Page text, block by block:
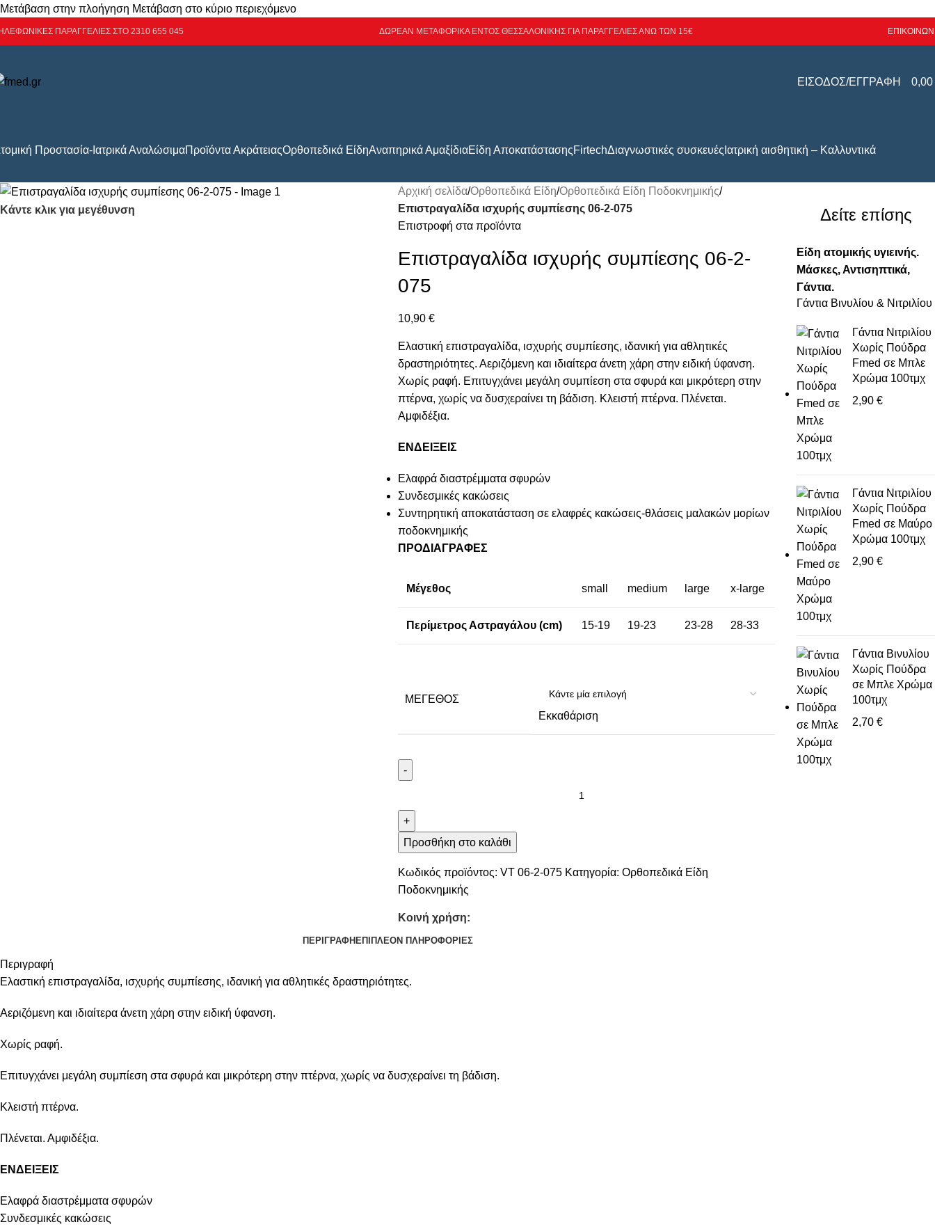
Μετάβαση στην πλοήγηση Μετάβαση στο κύριο περιεχόμενο
ΠΑΡΑΓΓΕΛΙΕΣ ΣΤΟ 2310 655 045 ΔΩΡΕΑΝ ΜΕΤΑΦΟΡΙΚΑ ΕΝΤΟΣ ΘΕΣΣΑΛΟΝΙΚΗΣ ΓΙΑ ΠΑΡΑΓΓΕΛΙΕΣ ΑΝΩ ΤΩΝ 15€
ΕΙΣΟΔΟΣ/ΕΓΓΡΑΦΗ 0,00
Προστασία-Ιατρικά ΑναλώσιμαΠροϊόντα ΑκράτειαςΟρθοπεδικά ΕίδηΑναπηρικά ΑμαξίδιαΕίδη ΑποκατάστασηςFirtechΔιαγνωστικές συσκευές Ιατρική αισθητική – Καλλυντικά
Κάντε κλικ για μεγέθυνση
Αρχική σελίδα/Ορθοπεδικά Είδη/Ορθοπεδικά Είδη Ποδοκνημικής/
Επιστραγαλίδα ισχυρής συμπίεσης 06-2-075
Επιστροφή στα προϊόντα
Επιστραγαλίδα ισχυρής συμπίεσης 06-2-
075
10,90€
Ελαστική επιστραγαλίδα, ισχυρής συμπίεσης, ιδανική για αθλητικές
δραστηριότητες. Αεριζόμενη και ιδιαίτερα άνετη χάρη στην ειδική ύφανση.
Χωρίς ραφή. Επιτυγχάνει μεγάλη συμπίεση στα σφυρά και μικρότερη στην
πτέρνα, χωρίς να δυσχεραίνει τη βάδιση. Κλειστή πτέρνα. Πλένεται.
Αμφιδέξια.
ΕΝΔΕΙΞΕΙΣ
Ελαφρά διαστρέμματα σφυρών
Συνδεσμικές κακώσεις
Συντηρητική αποκατάσταση σε ελαφρές κακώσεις-θλάσεις μαλακών μορίων
ποδοκνημικής
ΠΡΟΔΙΑΓΡΑΦΕΣ
Μέγεθος small medium large x-large
Περίμετρος Αστραγάλου (cm) 15-19 19-23 23-28 28-33
ΜΈΓΕΘΟΣ
Εκκαθάριση
-
+
Προσθήκη στο καλάθι
Κωδικός προϊόντος:VT 06-2-075 Κατηγορία: Ορθοπεδικά Είδη
Ποδοκνημικής
Κοινή χρήση:
ΠΕΡΙΓΡΑΦΉ ΕΠΙΠΛΈΟΝ ΠΛΗΡΟΦΟΡΊΕΣ
Περιγραφή
Ελαστική επιστραγαλίδα, ισχυρής συμπίεσης, ιδανική για αθλητικές δραστηριότητες.
Αεριζόμενη και ιδιαίτερα άνετη χάρη στην ειδική ύφανση.
Χωρίς ραφή.
Επιτυγχάνει μεγάλη συμπίεση στα σφυρά και μικρότερη στην πτέρνα, χωρίς να δυσχεραίνει τη βάδιση.
Κλειστή πτέρνα.
Πλένεται. Αμφιδέξια.
ΕΝΔΕΙΞΕΙΣ
Ελαφρά διαστρέμματα σφυρών
Συνδεσμικές κακώσεις
Δείτε επίσης
Είδη ατομικής υγιεινής.
Μάσκες, Αντισηπτικά,
Γάντια.
Γάντια Βινυλίου & Νιτριλίου
Γάντια Νιτριλίου
Χωρίς Πούδρα
Fmed σε Μπλε
Χρώμα 100τμχ
2,90 €
Γάντια Νιτριλίου
Χωρίς Πούδρα
Fmed σε Μαύρο
Χρώμα 100τμχ
2,90 €
Γάντια Βινυλίου
Χωρίς Πούδρα
σε Μπλε Χρώμα
100τμχ
2,70 €